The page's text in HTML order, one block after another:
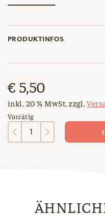
€ 5,50
inkl. 20 % MwSt. zzgl.
Vorrätig
Serviette
Silvester
PRODUKTINFOS